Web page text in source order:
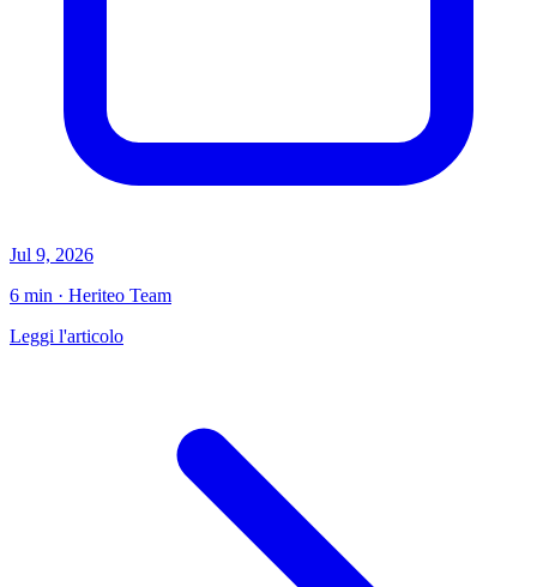
Jul 9, 2026
6 min · Heriteo Team
Leggi l'articolo